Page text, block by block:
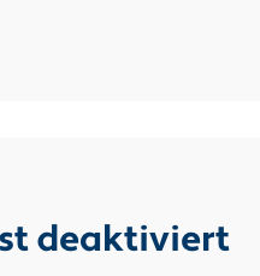
deaktiviert